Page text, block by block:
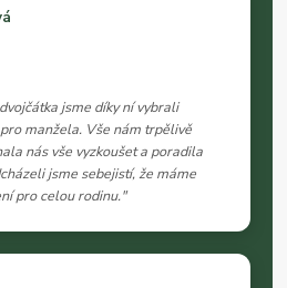
jsme díky ní vybrali
manžela. Vše nám trpělivě
nás vše vyzkoušet a poradila
jsme sebejistí, že máme
pro celou rodinu."